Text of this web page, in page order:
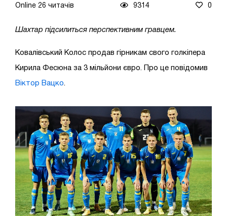
Online 26 читачів 9314 0
Шахтар підсилиться перспективним гравцем.
Ковалівський Колос продав гірникам свого голкіпера
Кирила Фесюна за 3 мільйони євро. Про це повідомив
Віктор Вацко